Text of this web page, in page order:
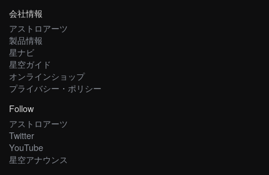
会社情報
アストロアーツ
製品情報
星ナビ
星空ガイド
オンラインショップ
プライバシー・ポリシー
Follow
アストロアーツ
Twitter
YouTube
星空アナウンス